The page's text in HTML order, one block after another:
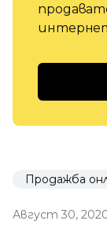
Продажба
Август 30,